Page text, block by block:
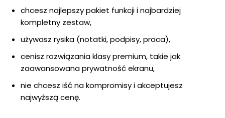
chcesz najlepszy pakiet funkcji i najbardziej
kompletny zestaw,
używasz rysika (notatki, podpisy, praca),
cenisz rozwiązania klasy premium, takie jak
zaawansowana prywatność ekranu,
nie chcesz iść na kompromisy i akceptujesz
najwyższą cenę.